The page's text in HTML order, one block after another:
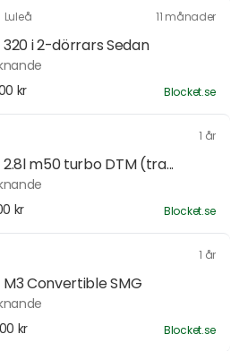
Luleå 11 månader
320 i 2-dörrars Sedan
kr
Blocket.se
1 år
2.8l m50 turbo DTM (tra...
kr
Blocket.se
1 år
M3 Convertible SMG
kr
Blocket.se